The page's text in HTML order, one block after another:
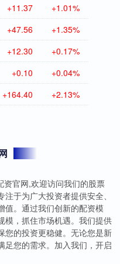
+11.37 +1.01%
+47.56 +1.35%
+12.30 +0.17%
+0.10 +0.04%
+164.40 +2.13%
资官网,欢迎访问我们的股票
于为广大投资者提供安全、
值。通过我们创新的配资模
模，抓住市场机遇。我们提供
您的投资更稳健。无论您是新
足您的需求。加入我们，开启